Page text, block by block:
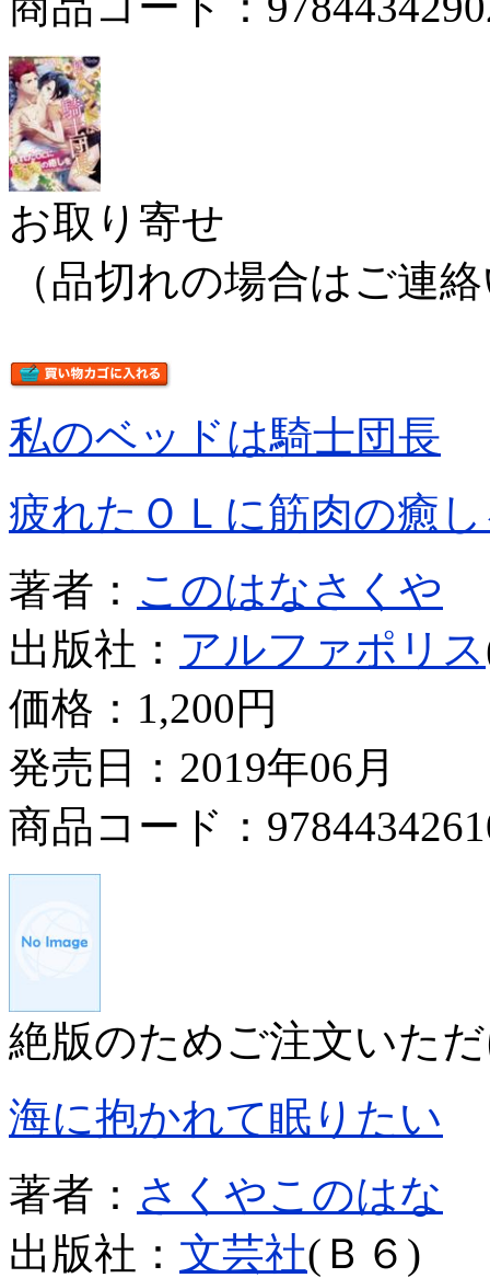
お取り寄せ
（品切れの場合はご連
私のベッドは騎士団長
疲れたＯＬに筋肉の癒
著者： このはなさくや
出版社： アルファポリス
価格： 1,200円
発売日：2019年06月
商品コード：
絶版のためご注文いた
海に抱かれて眠りたい
著者： さくやこのはな
出版社： 文芸社(Ｂ６)